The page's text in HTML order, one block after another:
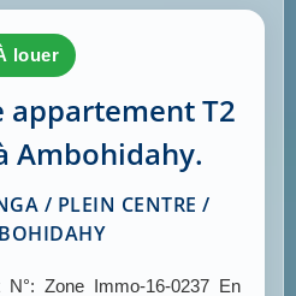
à louer
appartement T2
Ambohidahy.
/ PLEIN CENTRE /
Zone Immo-16-0237 En